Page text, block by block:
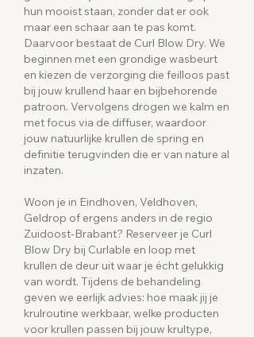
hun mooist staan, zonder dat er ook
maar een schaar aan te pas komt.
Daarvoor bestaat de Curl Blow Dry. We
beginnen met een grondige wasbeurt
en kiezen de verzorging die feilloos past
bij jouw krullend haar en bijbehorende
patroon. Vervolgens drogen we kalm en
met focus via de diffuser, waardoor
jouw natuurlijke krullen de spring en
definitie terugvinden die er van nature al
inzaten.
Woon je in Eindhoven, Veldhoven,
Geldrop of ergens anders in de regio
Zuidoost-Brabant? Reserveer je Curl
Blow Dry bij Curlable en loop met
krullen de deur uit waar je écht gelukkig
van wordt. Tijdens de behandeling
geven we eerlijk advies: hoe maak jij je
krulroutine werkbaar, welke producten
voor krullen passen bij jouw krultype,